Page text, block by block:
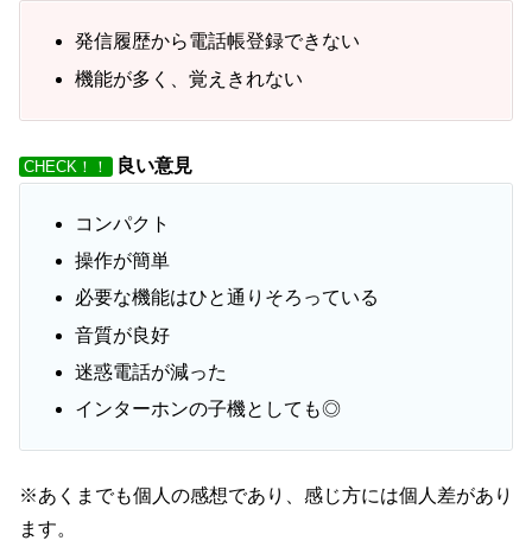
発信履歴から電話帳登録できない
機能が多く、覚えきれない
CHECK！！ 良い意見
コンパクト
操作が簡単
必要な機能はひと通りそろっている
音質が良好
迷惑電話が減った
インターホンの子機としても◎
※あくまでも個人の感想であり、感じ方には個人差があり
ます。